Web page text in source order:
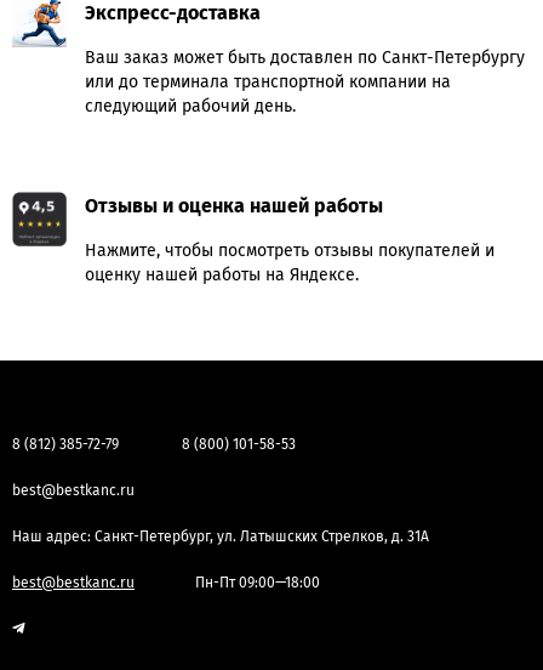
Экспресс-доставка
Ваш заказ может быть доставлен по Санкт-Петербургу
или до терминала транспортной компании на
следующий рабочий день.
Отзывы и оценка нашей работы
Нажмите, чтобы посмотреть отзывы покупателей и
оценку нашей работы на Яндексе.
8 (812) 385-72-79 8 (800) 101-58-53
best@bestkanc.ru
Наш адрес: Санкт-Петербург, ул. Латышских Стрелков, д. 31А
best@bestkanc.ru Пн-Пт 09:00—18:00